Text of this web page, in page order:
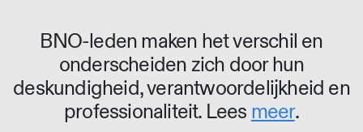
BNO-leden maken het verschil en
onderscheiden zich door hun
deskundigheid, verantwoordelijkheid en
professionaliteit. Lees meer.